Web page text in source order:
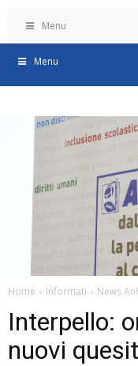
Menu
Menu
Home Informati News
Interpello:
nuovi